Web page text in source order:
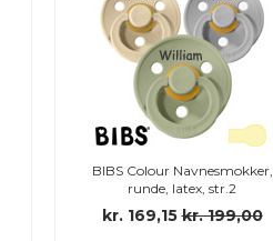
BIBS Colour Navnesmokker,
runde, latex, str.2
kr. 169,15 kr. 199,00